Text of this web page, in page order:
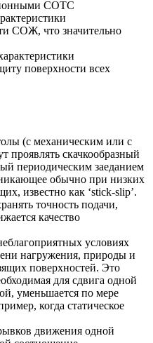
СОТС
СОЖ, что значительно
поверхности всех
(с механическим или с
проявлять скачкообразный
периодическим заеданием
обычно при низких
известно как ‘stick-slip’.
точность подачи,
качество
условиях
нагружения, природы и
поверхностей. Это
для сдвига одной
уменьшается по мере
когда статическое
движения одной